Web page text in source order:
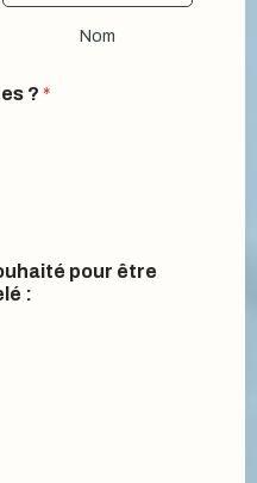
Nom
? *
pour être
: